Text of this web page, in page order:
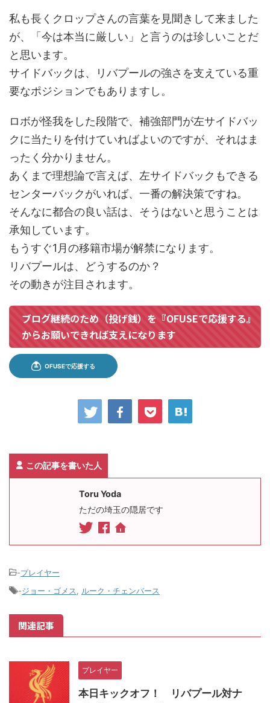
私も長くクロップさんの言葉を見聞きして来ました
が、「今は本当に厳しい」と言うのは珍しいことだ
と思います。
サイドバックは、リバプールの強さを支えている重
要なポジションでもありますし。
ロボが怪我をした段階で、補強部門が左サイドバッ
クに当たりを付けていればよいのですが、それはま
ったく分かりません。
あくまで理想論で言えば、左サイドバックもできる
センターバックがいれば、一番の解決策ですね。
そんなに都合の良い話は、そうはないと思うことは
承知しています。
もうすぐ1月の移籍市場が解禁になります。
リバプールは、どうするのか？
その動きが注目されます。
ブログ継続のため（投げ銭）を『OFUSEで応援する』
からお願いできれば支えになります
この記事を書いた人
Toru Yoda
ただの埼玉の隠居です
-プレイヤー
-ジョー・ゴメス ルーク・チェンバース
関連記事
プレイヤー
本日キックオフ！ リバプール対ナ